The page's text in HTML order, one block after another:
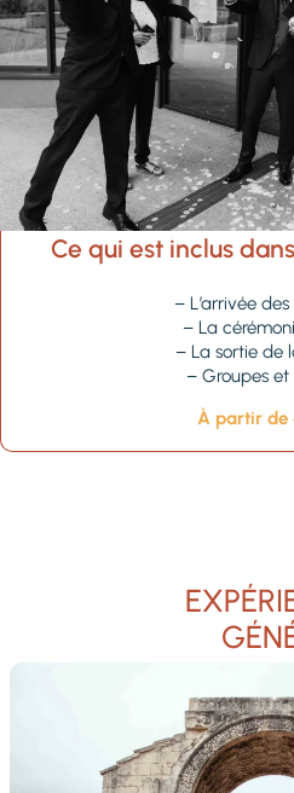
ton talent !
que te
DÉCOUVRIR
AVIS
Ce qui est inclus
– L’arrivée des
– La
– La sortie de
– Groupes
À partir de